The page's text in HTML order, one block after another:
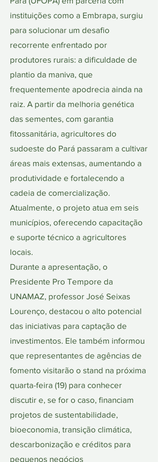
instituições como a Embrapa, surgiu
para solucionar um desafio
recorrente enfrentado por
produtores rurais: a dificuldade de
plantio da maniva, que
frequentemente apodrecia ainda na
raiz. A partir da melhoria genética
das sementes, com garantia
fitossanitária, agricultores do
sudoeste do Pará passaram a cultivar
áreas mais extensas, aumentando a
produtividade e fortalecendo a
cadeia de comercialização.
Atualmente, o projeto atua em seis
municípios, oferecendo capacitação
e suporte técnico a agricultores
locais.
Durante a apresentação, o
Presidente Pro Tempore da
UNAMAZ, professor José Seixas
Lourenço, destacou o alto potencial
das iniciativas para captação de
investimentos. Ele também informou
que representantes de agências de
fomento visitarão o stand na próxima
quarta-feira (19) para conhecer
discutir e, se for o caso, financiam
projetos de sustentabilidade,
bioeconomia, transição climática,
descarbonização e créditos para
pequenos negócios